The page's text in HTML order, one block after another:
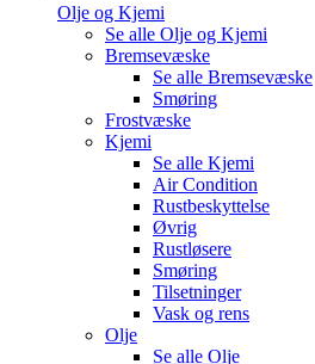
Olje og Kjemi
Se alle Olje og Kjemi
Bremsevæske
Se alle Bremsevæske
Smøring
Frostvæske
Kjemi
Se alle Kjemi
Air Condition
Rustbeskyttelse
Øvrig
Rustløsere
Smøring
Tilsetninger
Vask og rens
Olje
Se alle Olje